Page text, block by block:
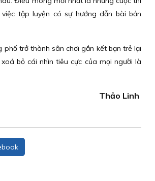
tập luyện có sự hướng dẫn bài bản
trở thành sân chơi gắn kết bạn trẻ lại
bỏ cái nhìn tiêu cực của mọi người là
Thảo Linh